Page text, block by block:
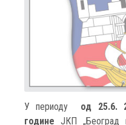
У периоду
од 25.6.
године ЈКП „Београд